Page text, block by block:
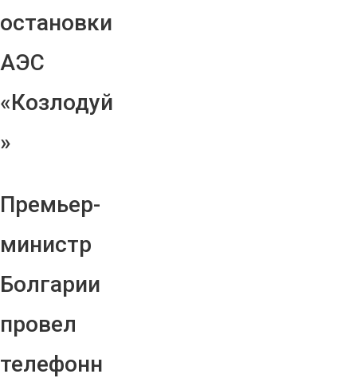
остановки
АЭС
«Козлодуй
»
Премьер-
министр
Болгарии
провел
телефонн